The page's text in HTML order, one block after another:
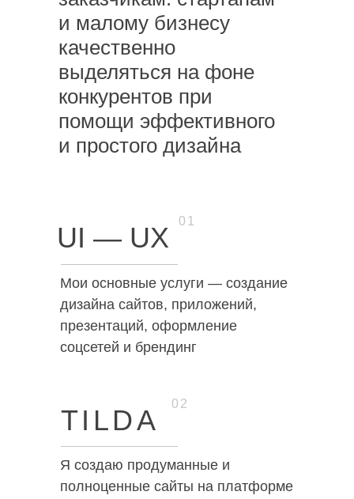
и малому бизнесу
качественно
выделяться на фоне
конкурентов при
помощи эффективного
и простого дизайна
UI — UX
TILDA
Мои основные услуги — создание
дизайна сайтов, приложений,
презентаций, оформление
соцсетей и брендинг
Я создаю продуманные и
полноценные сайты на платформе
01
02